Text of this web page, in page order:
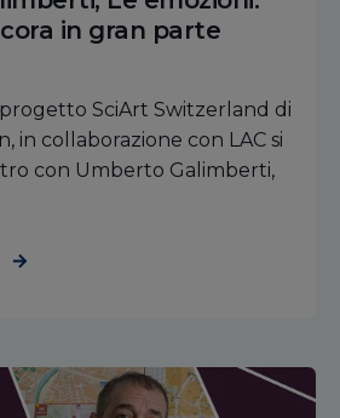
in gran parte
SciArt Switzerland di
in collaborazione con LAC si
con Umberto Galimberti,